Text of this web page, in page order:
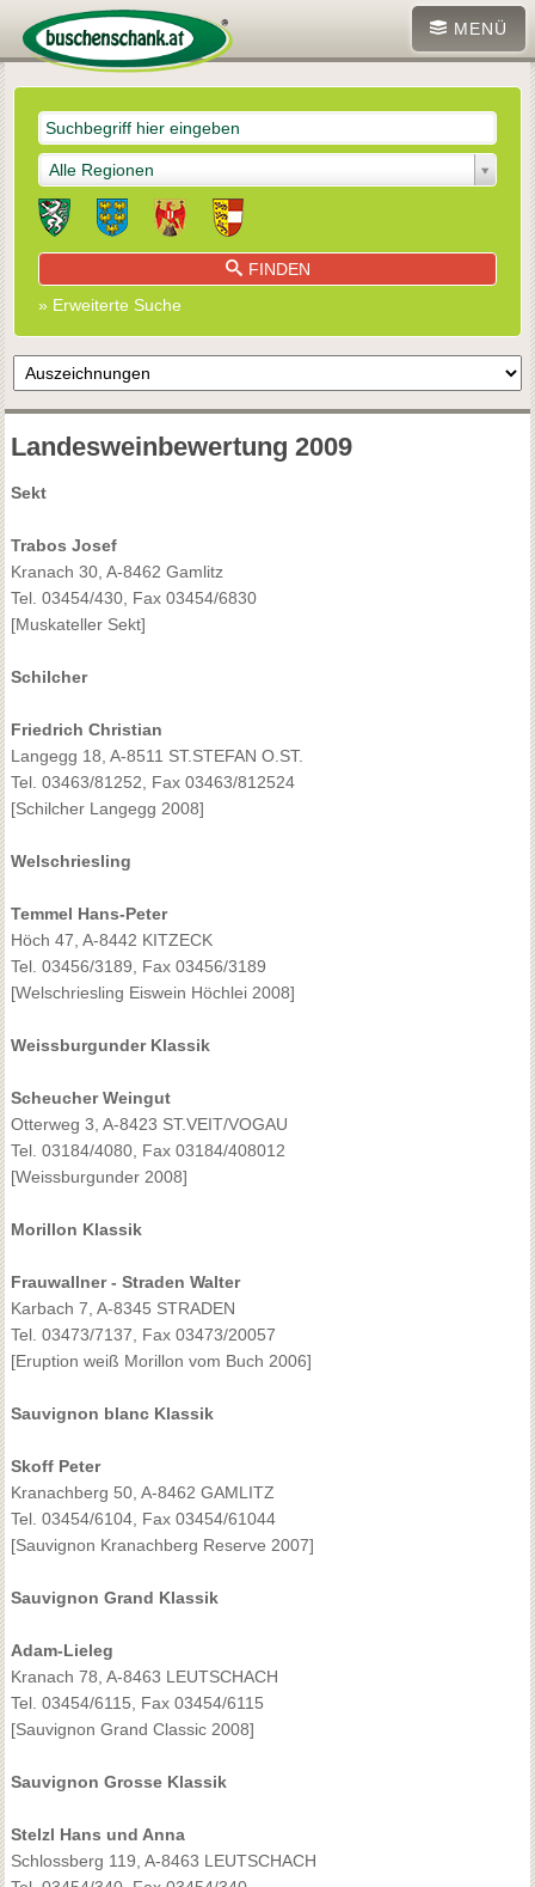
MENÜ
Alle Regionen
FINDEN
» Erweiterte Suche
Landesweinbewertung 2009
Sekt
Trabos Josef
Kranach 30, A-8462 Gamlitz
Tel. 03454/430, Fax 03454/6830
[Muskateller Sekt]
Schilcher
Friedrich Christian
Langegg 18, A-8511 ST.STEFAN O.ST.
Tel. 03463/81252, Fax 03463/812524
[Schilcher Langegg 2008]
Welschriesling
Temmel Hans-Peter
Höch 47, A-8442 KITZECK
Tel. 03456/3189, Fax 03456/3189
[Welschriesling Eiswein Höchlei 2008]
Weissburgunder Klassik
Scheucher Weingut
Otterweg 3, A-8423 ST.VEIT/VOGAU
Tel. 03184/4080, Fax 03184/408012
[Weissburgunder 2008]
Morillon Klassik
Frauwallner - Straden Walter
Karbach 7, A-8345 STRADEN
Tel. 03473/7137, Fax 03473/20057
[Eruption weiß Morillon vom Buch 2006]
Sauvignon blanc Klassik
Skoff Peter
Kranachberg 50, A-8462 GAMLITZ
Tel. 03454/6104, Fax 03454/61044
[Sauvignon Kranachberg Reserve 2007]
Sauvignon Grand Klassik
Adam-Lieleg
Kranach 78, A-8463 LEUTSCHACH
Tel. 03454/6115, Fax 03454/6115
[Sauvignon Grand Classic 2008]
Sauvignon Grosse Klassik
Stelzl Hans und Anna
Schlossberg 119, A-8463 LEUTSCHACH